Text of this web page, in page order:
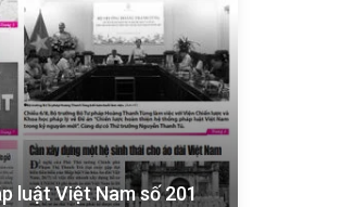
luật Việt Nam số 201